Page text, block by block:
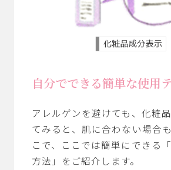
自分でできる簡単な使用
アレルゲンを避けても、化粧
てみると、肌に合わない場合
こで、ここでは簡単にできる
方法」をご紹介します。